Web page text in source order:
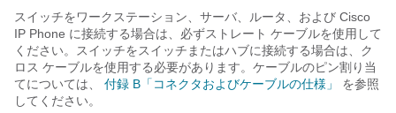
スイッチをワークステーション、サーバ、ルータ、および Cisco
IP Phone に接続する場合は、必ずストレート ケーブルを使用して
ください。スイッチをスイッチまたはハブに接続する場合は、ク
ロス ケーブルを使用する必要があります。ケーブルのピン割り当
てについては、
付録 B「コネクタおよびケーブルの仕様」
を参照
してください。